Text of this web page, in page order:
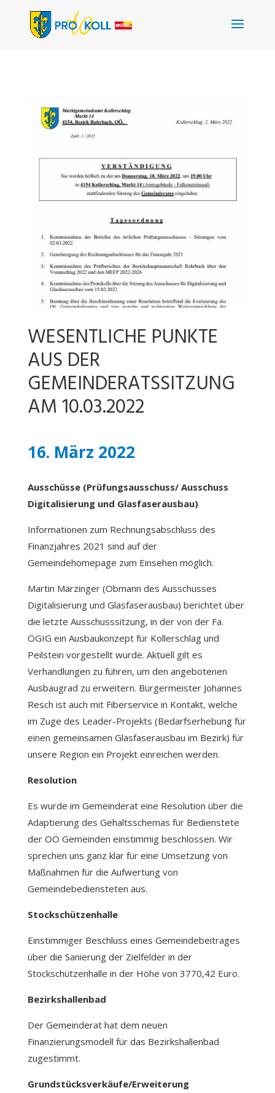
WESENTLICHE PUNKTE
AUS DER
GEMEINDERATSSITZUNG
AM 10.03.2022
16. März 2022
Ausschüsse (Prüfungsausschuss/ Ausschuss
Digitalisierung und Glasfaserausbau)
Informationen zum Rechnungsabschluss des
Finanzjahres 2021 sind auf der
Gemeindehomepage zum Einsehen möglich.
Martin Märzinger (Obmann des Ausschusses
Digitalisierung und Glasfaserausbau) berichtet über
die letzte Ausschusssitzung, in der von der Fa.
ÖGIG ein Ausbaukonzept für Kollerschlag und
Peilstein vorgestellt wurde. Aktuell gilt es
Verhandlungen zu führen, um den angebotenen
Ausbaugrad zu erweitern. Bürgermeister Johannes
Resch ist auch mit Fiberservice in Kontakt, welche
im Zuge des Leader-Projekts (Bedarfserhebung für
einen gemeinsamen Glasfaserausbau im Bezirk) für
unsere Region ein Projekt einreichen werden.
Resolution
Es wurde im Gemeinderat eine Resolution über die
Adaptierung des Gehaltsschemas für Bedienstete
der OÖ Gemeinden einstimmig beschlossen. Wir
sprechen uns ganz klar für eine Umsetzung von
Maßnahmen für die Aufwertung von
Gemeindebediensteten aus.
Stockschützenhalle
Einstimmiger Beschluss eines Gemeindebeitrages
über die Sanierung der Zielfelder in der
Stockschützenhalle in der Höhe von 3770,42 Euro.
Bezirkshallenbad
Der Gemeinderat hat dem neuen
Finanzierungsmodell für das Bezirkshallenbad
zugestimmt.
Grundstücksverkäufe/Erweiterung